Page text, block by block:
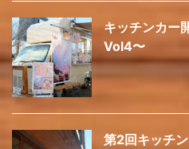
キッチンカー
Vol4〜
第2回キッチ